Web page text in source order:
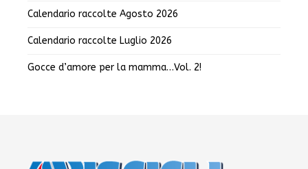
Calendario raccolte Agosto 2026
Calendario raccolte Luglio 2026
Gocce d’amore per la mamma…Vol. 2!